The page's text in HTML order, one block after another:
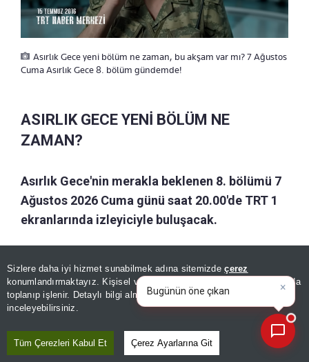
Sizlere daha iyi hizmet sunabilmek adına sitemizdeçerez
konumlandırmaktayız. Kişisel verileriniz, KVKK ve GDPR kapsamında
toplanıp işlenir. Detaylı bilgi almak içinAydınlatma Metnimizi
inceleyebilirsiniz.
Tüm Çerezleri Kabul Et Çerez Ayarlarına Git
Asırlık Gece yeni bölüm ne zaman, bu akşam var mı? 7 Ağustos
Cuma Asırlık Gece 8. bölüm gündemde!
ASIRLIK GECE YENİ BÖLÜM NE
ZAMAN?
Asırlık Gece'nin merakla beklenen 8. bölümü 7
Ağustos 2026 Cuma günü saat 20.00'de TRT 1
ekranlarında izleyiciyle buluşacak.
yayın tarihi de kesinleşirken, yeni bölümün aynı
zamanda tabii platformu üzerinden de
izlenebileceği duyuruldu.
×
Bugünün öne çıkan manşetleri
ve gelişmeleri neler?